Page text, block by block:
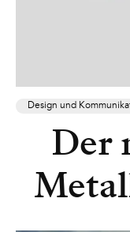
Design und
Der